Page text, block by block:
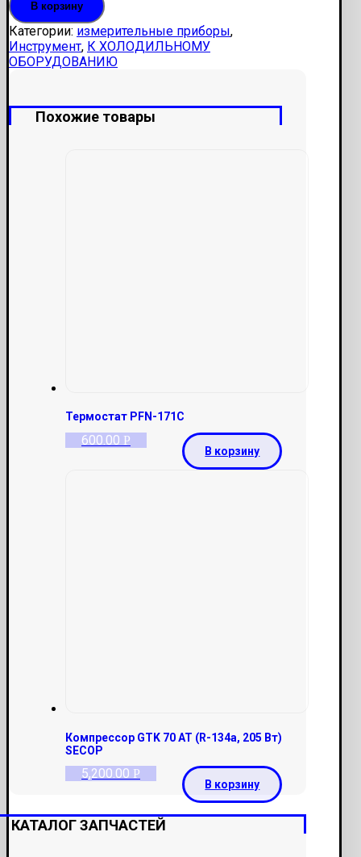
В корзину
Категории: измерительные приборы,
Инструмент, К ХОЛОДИЛЬНОМУ
ОБОРУДОВАНИЮ
Похожие товары
Термостат PFN-171C
600.00 Р
В корзину
Компрессор GTK 70 AT (R-134a, 205 Вт)
SECOP
5,200.00 Р
В корзину
КАТАЛОГ ЗАПЧАСТЕЙ